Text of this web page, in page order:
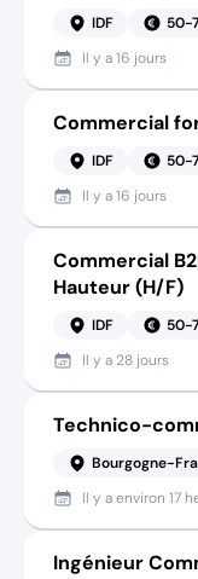
IDF
50-
Il y a16 jours
Commercial
IDF
50-
Il y a16 jours
Commercial
Hauteur (H/F)
IDF
50-
Il y a 28 jours
Technico-
Bourgogne-
Il y aenviron 17
Ingénieur